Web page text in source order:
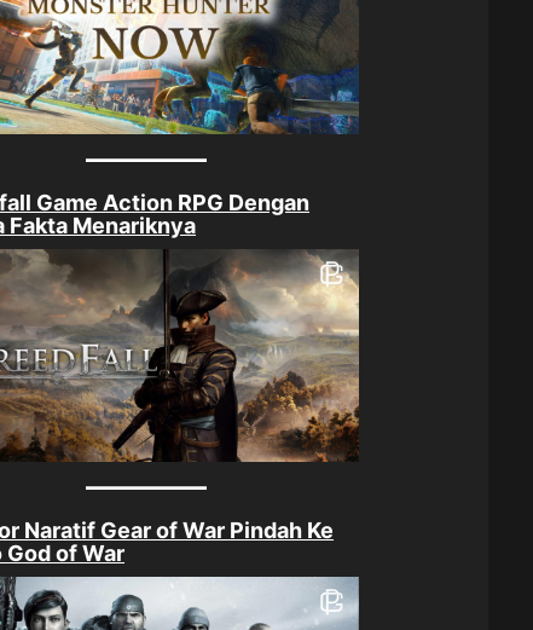
Game Action RPG Dengan
Fakta Menariknya
Naratif Gear of War Pindah Ke
God of War